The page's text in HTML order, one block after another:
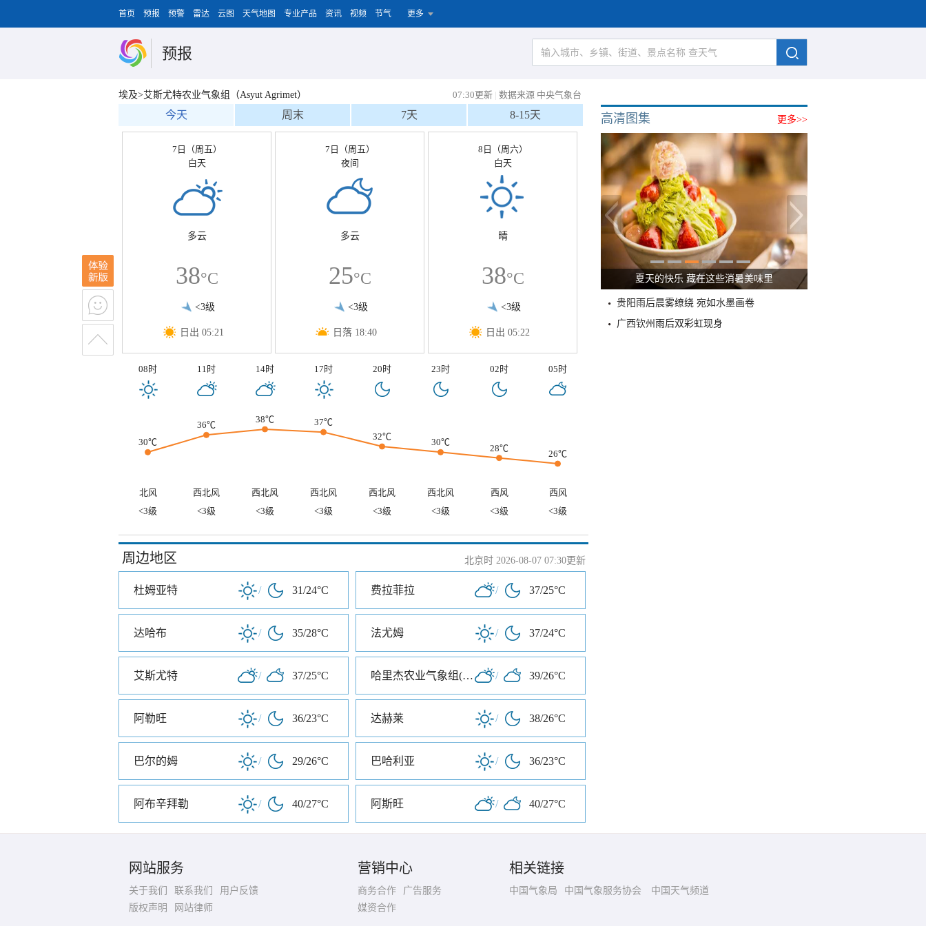
首页 预报 预警 雷达 云图 天气地图 专业产品 资讯 视频 节气 更多
预报
埃及>艾斯尤特农业气象组（Asyut Agrimet） 07:30更新 | 数据来源 中央气象台
今天 周末 7天 8-15天
7日（周五）
白天
多云
38°C
<3级
日出 05:21
7日（周五）
夜间
多云
25°C
<3级
日落 18:40
8日（周六）
白天
晴
38°C
<3级
日出 05:22
08时 11时 14时 17时 20时 23时 02时 05时
30℃
36℃
38℃
37℃
32℃
30℃
28℃
26℃
北风 西北风 西北风 西北风 西北风 西北风 西风
西风
<3级
<3级 <3级 <3级 <3级 <3级 <3级 <3级
周边地区 北京时 2026-08-07 07:30更新
杜姆亚特 / 31/24°C 费拉菲拉 / 37/25°C
达哈布 / 35/28°C 法尤姆 / 37/24°C
艾斯尤特 / 37/25°C 哈里杰农业气象组(哈里杰农业气象站) / 39/26°C
阿勒旺 / 36/23°C 达赫莱 / 38/26°C
巴尔的姆 / 29/26°C 巴哈利亚 / 36/23°C
阿布辛拜勒 / 40/27°C 阿斯旺 / 40/27°C
更多>>
高清图集
夏天的快乐 藏在这些消暑美味里
贵阳雨后晨雾缭绕 宛如水墨画卷
广西钦州雨后双彩虹现身
网站服务
关于我们 联系我们
用户反馈
版权声明
网站律师
营销中心
商务合作
广告服务
媒资合作
相关链接
中国气象局 中国气象服务协会 中国天气频道